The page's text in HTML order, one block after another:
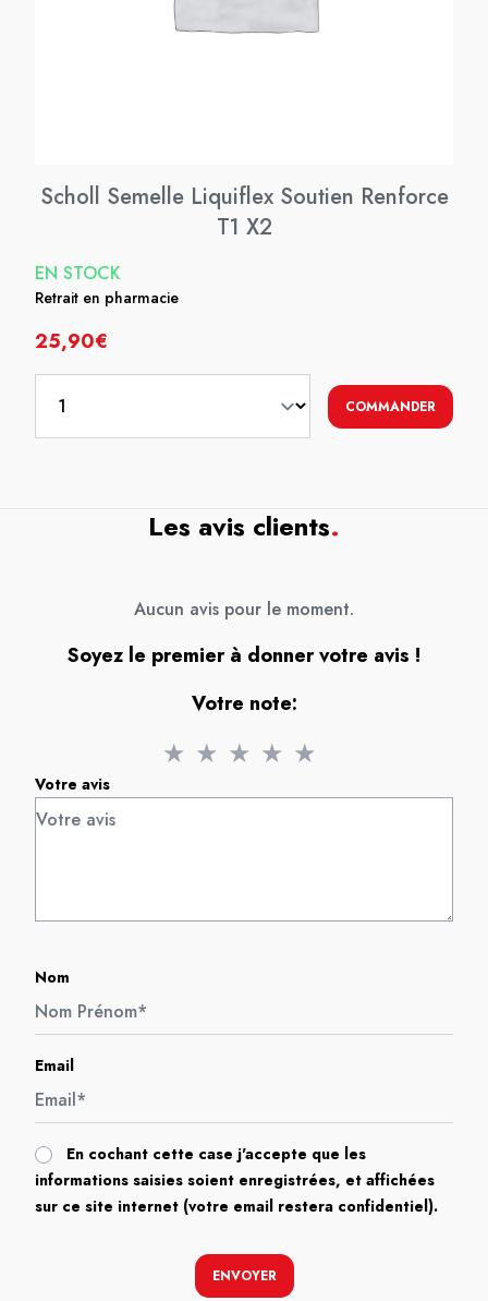
Scholl Semelle Liquiflex Soutien Renforce
T1 X2
EN STOCK
Retrait en pharmacie
25,90€
COMMANDER
Les avis clients.
Aucun avis pour le moment.
Soyez le premier à donner votre avis !
Votre note:
★ ★ ★ ★ ★
Votre avis
Nom
Email
En cochant cette case j'accepte que les
informations saisies soient enregistrées, et affichées
sur ce site internet (votre email restera confidentiel).
ENVOYER